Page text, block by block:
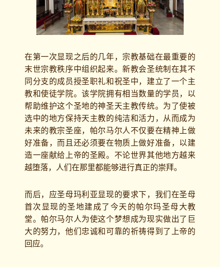
在第一次显现之后的几年，宗教基础在最重要的
末世宗教秩序中组织起来。新教会圣统制在其不
同分支的成员授圣职礼和祝圣中，建立了一个主
教和使徒学院。该学院拥有相当数量的学员，以
帮助维护这个圣地的神圣天主教传统。为了使被
选中的地方保持天主教的纯洁和活力，从而成为
未来的教宗圣座，帕尔马尔人不仅要在精神上做
好准备，而且还必须要在物质上做好准备，以建
造一座献给上帝的圣殿。不论世界其他地方越来
越堕落，人们在那里都能够进行真正的崇拜。
而后，应圣母玛利亚显现的要求下，我们在圣母
首次显现的圣地建成了今天的帕尔玛圣母大教
堂。帕尔马尔人为使这个梦想成为现实做出了巨
大的努力，他们忠诚和可靠的祈祷得到了上帝的
回应。